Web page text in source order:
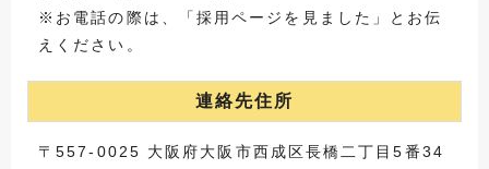
※お電話の際は、「採用ページを見ました」とお伝
えください。
連絡先住所
〒557-0025 大阪府大阪市西成区長橋二丁目5番34